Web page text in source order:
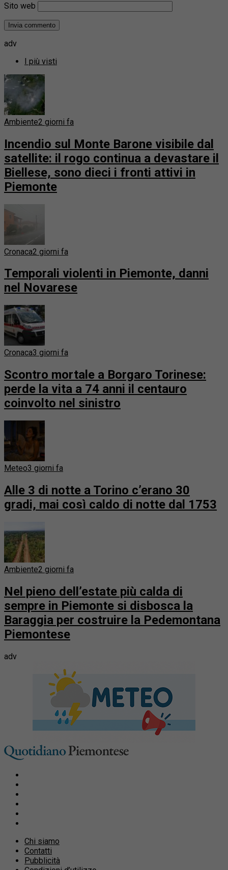
Sito web
adv
I più visti
Ambiente2 giorni fa
Incendio sul Monte Barone visibile dal
satellite: il rogo continua a devastare il
Biellese, sono dieci i fronti attivi in
Piemonte
Cronaca2 giorni fa
Temporali violenti in Piemonte, danni
nel Novarese
Cronaca3 giorni fa
Scontro mortale a Borgaro Torinese:
perde la vita a 74 anni il centauro
coinvolto nel sinistro
Meteo3 giorni fa
Alle 3 di notte a Torino c’erano 30
gradi, mai così caldo di notte dal 1753
Ambiente2 giorni fa
Nel pieno dell’estate più calda di
sempre in Piemonte si disbosca la
Baraggia per costruire la Pedemontana
Piemontese
adv
Chi siamo
Contatti
Pubblicità